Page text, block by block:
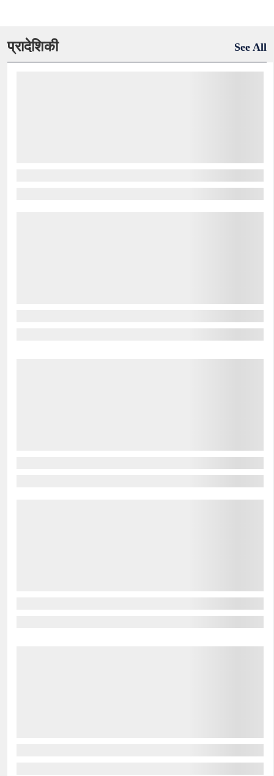
प्रादेशिकी See All